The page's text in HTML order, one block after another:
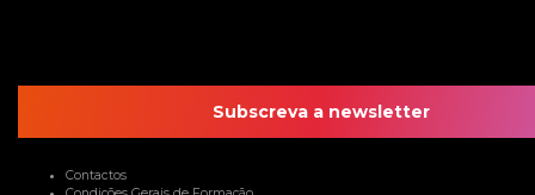
Subscreva a newsletter
Contactos